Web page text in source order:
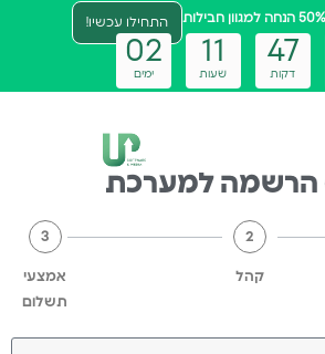
02
ימים
1 1
שעות
47
דקות
התחילו עכשיו!
הרשמה למערכת
2
קהל
3
אמצעי
תשלום